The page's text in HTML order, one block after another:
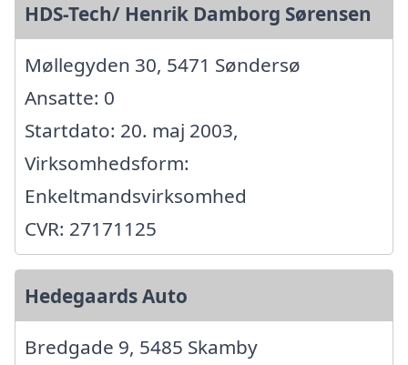
HDS-Tech/ Henrik Damborg Sørensen
Møllegyden 30, 5471 Søndersø
Ansatte: 0
Startdato: 20. maj 2003,
Virksomhedsform:
Enkeltmandsvirksomhed
CVR: 27171125
Hedegaards Auto
Bredgade 9, 5485 Skamby